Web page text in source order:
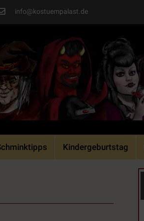
info@kostuempalast.de
Kindergeburtstag